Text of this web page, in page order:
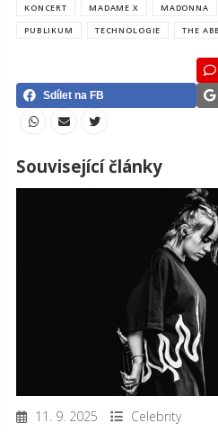
KONCERT
MADAME X MADONNA
PUBLIKUM
TECHNOLOGIE THE
Sdílet na FB
Související články
11. 9. 2025 Celebrity